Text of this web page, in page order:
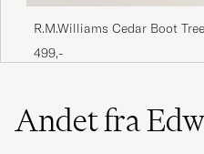
R.M.Williams Cedar Boot Tree
Natural
499,-
Andet fra